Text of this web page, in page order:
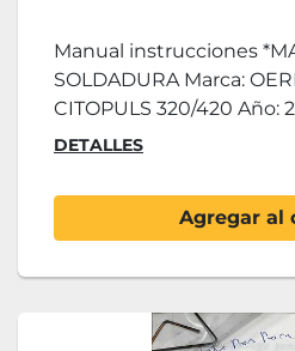
Manual instrucciones
SOLDADURA Marca:
CITOPULS 320/420 Año:
DETALLES
Agregar al